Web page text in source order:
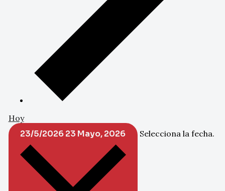
Hoy
23/5/202623 Mayo, 2026 Selecciona la fecha.